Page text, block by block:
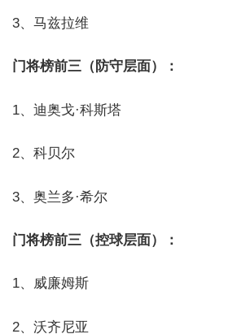
3、马兹拉维
门将榜前三（防守层面）：
1、迪奥戈·科斯塔
2、科贝尔
3、奥兰多·希尔
门将榜前三（控球层面）：
1、威廉姆斯
2、沃齐尼亚